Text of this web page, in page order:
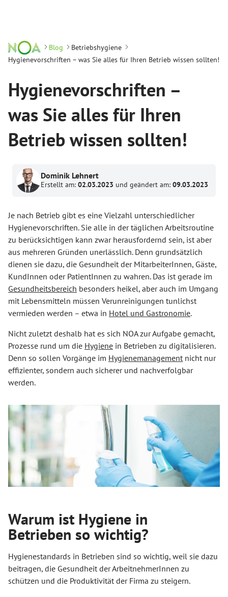
Blog
Betriebshygiene
Hygienevorschriften – was Sie alles für Ihren Betrieb wissen sollten!
Hygienevorschriften –
was Sie alles für Ihren
Betrieb wissen sollten!
Dominik Lehnert
Erstellt am: 02.03.2023 und geändert am: 09.03.2023
Je nach Betrieb gibt es eine Vielzahl unterschiedlicher
Hygienevorschriften. Sie alle in der täglichen Arbeitsroutine
zu berücksichtigen kann zwar herausfordernd sein, ist aber
aus mehreren Gründen unerlässlich. Denn grundsätzlich
dienen sie dazu, die Gesundheit der MitarbeiterInnen, Gäste,
KundInnen oder PatientInnen zu wahren. Das ist gerade im
Gesundheitsbereich besonders heikel, aber auch im Umgang
mit Lebensmitteln müssen Verunreinigungen tunlichst
vermieden werden – etwa in Hotel und Gastronomie.
Nicht zuletzt deshalb hat es sich NOA zur Aufgabe gemacht,
Prozesse rund um die Hygiene in Betrieben zu digitalisieren.
Denn so sollen Vorgänge im Hygienemanagement nicht nur
effizienter, sondern auch sicherer und nachverfolgbar
werden.
Warum ist Hygiene in
Betrieben so wichtig?
Hygienestandards in Betrieben sind so wichtig, weil sie dazu
beitragen, die Gesundheit der ArbeitnehmerInnen zu
schützen und die Produktivität der Firma zu steigern.